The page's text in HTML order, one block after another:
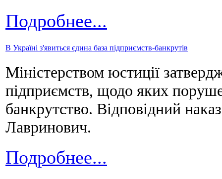
Подробнее...
В Україні з'явиться єдина база підприємств-банкрутів
Міністерством юстиції
підприємств, щодо яких
банкрутство. Відповідний
Лавринович.
Подробнее...